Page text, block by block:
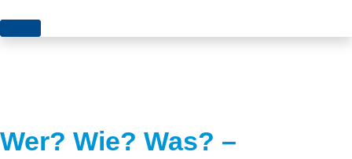
Themen
Flächen
News
Wer? Wie? Was? –